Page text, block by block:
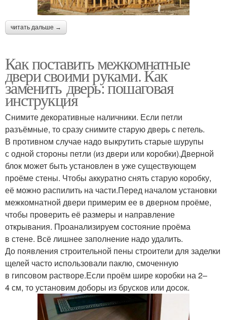
читать дальше →
Как поставить межкомнатные
двери своими руками. Как
заменить дверь: пошаговая
инструкция
Снимите декоративные наличники. Если петли
разъёмные, то сразу снимите старую дверь с петель.
В противном случае надо выкрутить старые шурупы
с одной стороны петли (из двери или коробки).Дверной
блок может быть установлен в уже существующем
проёме стены. Чтобы аккуратно снять старую коробку,
её можно распилить на части.Перед началом установки
межкомнатной двери примерим ее в дверном проёме,
чтобы проверить её размеры и направление
открывания. Проанализируем состояние проёма
в стене. Всё лишнее заполнение надо удалить.
До появления строительной пены строители для заделки
щелей часто использовали паклю, смоченную
в гипсовом растворе.Если проём шире коробки на 2–
4 см, то установим доборы из брусков или досок.